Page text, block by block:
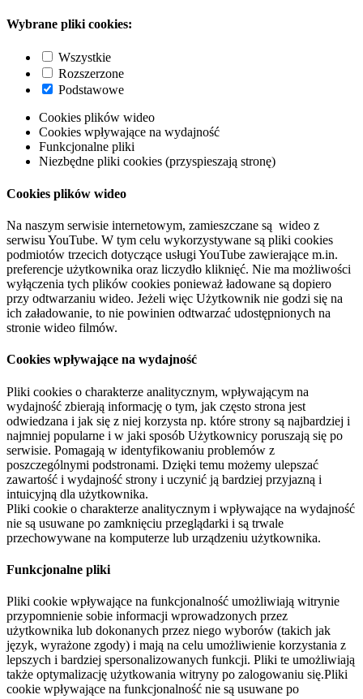
Wybrane pliki cookies:
Wszystkie
Rozszerzone
Podstawowe
Cookies plików wideo
Cookies wpływające na wydajność
Funkcjonalne pliki
Niezbędne pliki cookies (przyspieszają stronę)
Cookies plików wideo
Na naszym serwisie internetowym, zamieszczane są wideo z
serwisu YouTube. W tym celu wykorzystywane są pliki cookies
podmiotów trzecich dotyczące usługi YouTube zawierające m.in.
preferencje użytkownika oraz liczydło kliknięć. Nie ma możliwości
wyłączenia tych plików cookies ponieważ ładowane są dopiero
przy odtwarzaniu wideo. Jeżeli więc Użytkownik nie godzi się na
ich załadowanie, to nie powinien odtwarzać udostępnionych na
stronie wideo filmów.
Cookies wpływające na wydajność
Pliki cookies o charakterze analitycznym, wpływającym na
wydajność zbierają informację o tym, jak często strona jest
odwiedzana i jak się z niej korzysta np. które strony są najbardziej i
najmniej popularne i w jaki sposób Użytkownicy poruszają się po
serwisie. Pomagają w identyfikowaniu problemów z
poszczególnymi podstronami. Dzięki temu możemy ulepszać
zawartość i wydajność strony i uczynić ją bardziej przyjazną i
intuicyjną dla użytkownika.
Pliki cookie o charakterze analitycznym i wpływające na wydajność
nie są usuwane po zamknięciu przeglądarki i są trwale
przechowywane na komputerze lub urządzeniu użytkownika.
Funkcjonalne pliki
Pliki cookie wpływające na funkcjonalność umożliwiają witrynie
przypomnienie sobie informacji wprowadzonych przez
użytkownika lub dokonanych przez niego wyborów (takich jak
język, wyrażone zgody) i mają na celu umożliwienie korzystania z
lepszych i bardziej spersonalizowanych funkcji. Pliki te umożliwiają
także optymalizację użytkowania witryny po zalogowaniu się.Pliki
cookie wpływające na funkcjonalność nie są usuwane po